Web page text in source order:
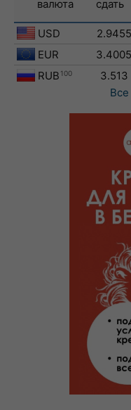
валюта сдать
USD 2.9455
EUR
3.4005
RUB 100 3.513